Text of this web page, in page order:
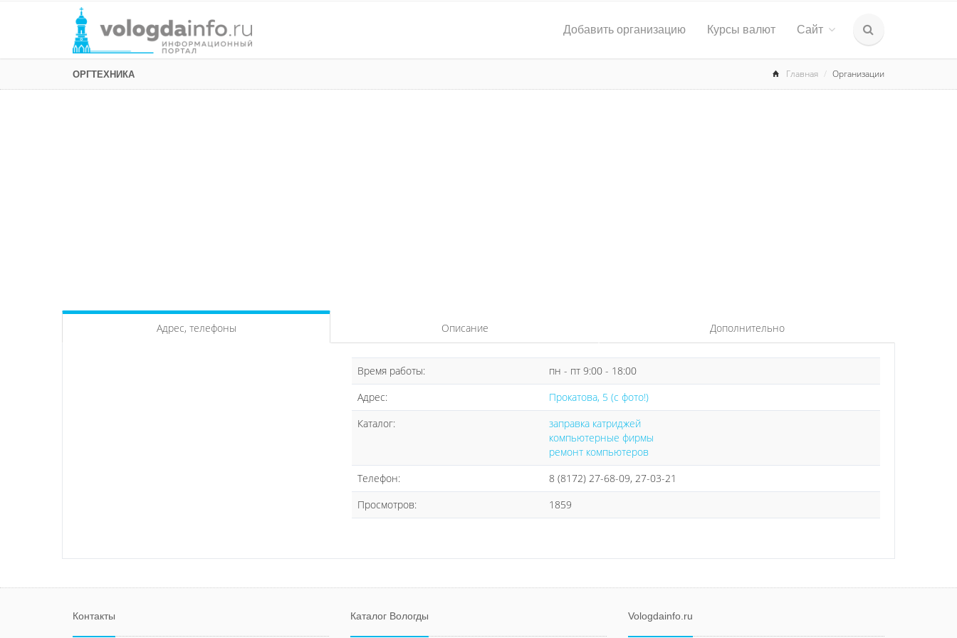
Добавить организацию Курсы валют Сайт
ОРГТЕХНИКА Главная Организации
Адрес, телефоны Описание Дополнительно
Время работы:
пн - пт 9:00 - 18:00
Адрес:
Прокатова, 5 (с фото!)
Каталог:
заправка катриджей
компьютерные фирмы
ремонт компьютеров
Телефон:
8 (8172) 27-68-09, 27-03-21
Просмотров:
1859
Контакты Каталог Вологды Vologdainfo.ru